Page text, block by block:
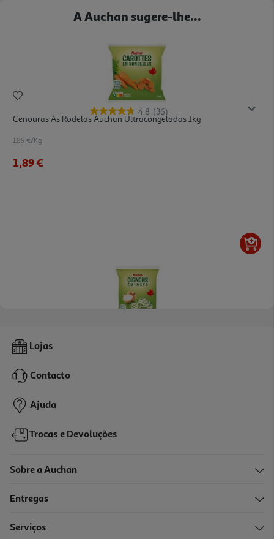
A Auchan sugere-lhe...
4.8 (36)
Cenouras Às Rodelas Auchan Ultracongeladas 1kg
1.89 €/Kg
1,89 €
Cebola Auchan Cortada Às Rodelas 1kg
2,29 €
Lojas
Contacto
Ajuda
Trocas e Devoluções
Sobre a Auchan
Entregas
Serviços